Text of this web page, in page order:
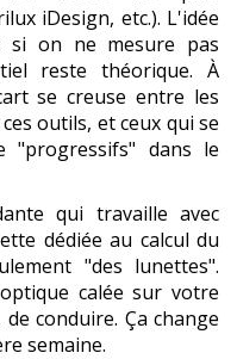
iDesign, etc.). L'idée
si on ne mesure pas
reste théorique. À
se creuse entre les
outils, et ceux qui se
"progressifs" dans le
qui travaille avec
dédiée au calcul du
"des lunettes".
calée sur votre
conduire. Ça change
semaine.